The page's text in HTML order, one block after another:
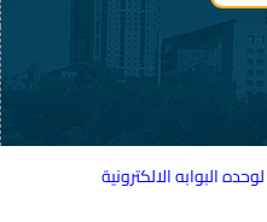
لوحده البوابه الالكترونية